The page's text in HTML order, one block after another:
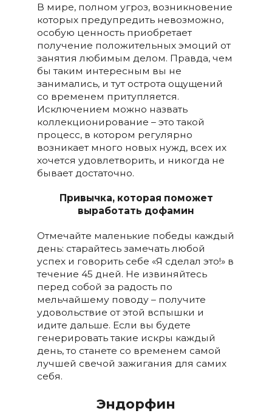
В мире, полном угроз, возникновение
которых предупредить невозможно,
особую ценность приобретает
получение положительных эмоций от
занятия любимым делом. Правда, чем
бы таким интересным вы не
занимались, и тут острота ощущений
со временем притупляется.
Исключением можно назвать
коллекционирование – это такой
процесс, в котором регулярно
возникает много новых нужд, всех их
хочется удовлетворить, и никогда не
бывает достаточно.
Привычка, которая поможет
выработать дофамин
Отмечайте маленькие победы каждый
день: старайтесь замечать любой
успех и говорить себе «Я сделал это!» в
течение 45 дней. Не извиняйтесь
перед собой за радость по
мельчайшему поводу – получите
удовольствие от этой вспышки и
идите дальше. Если вы будете
генерировать такие искры каждый
день, то станете со временем самой
лучшей свечой зажигания для самих
себя.
Эндорфин